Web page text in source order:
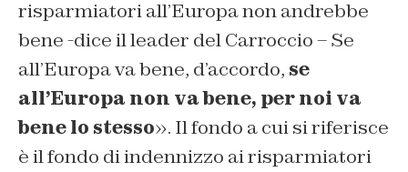
risparmiatori all’Europa non andrebbe
bene -dice il leader del Carroccio – Se
all’Europa va bene, d’accordo, se
all’Europa non va bene, per noi va
bene lo stesso». Il fondo a cui si riferisce
è il fondo di indennizzo ai risparmiatori